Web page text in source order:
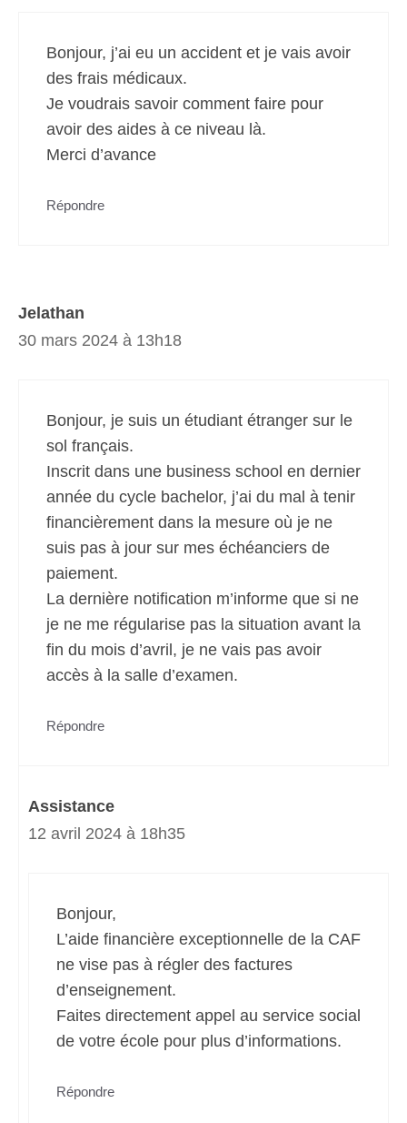
Bonjour, j’ai eu un accident et je vais avoir
des frais médicaux.
Je voudrais savoir comment faire pour
avoir des aides à ce niveau là.
Merci d’avance
Répondre
Jelathan
30 mars 2024 à 13h18
Bonjour, je suis un étudiant étranger sur le
sol français.
Inscrit dans une business school en dernier
année du cycle bachelor, j’ai du mal à tenir
financièrement dans la mesure où je ne
suis pas à jour sur mes échéanciers de
paiement.
La dernière notification m’informe que si ne
je ne me régularise pas la situation avant la
fin du mois d’avril, je ne vais pas avoir
accès à la salle d’examen.
Répondre
Assistance
12 avril 2024 à 18h35
Bonjour,
L’aide financière exceptionnelle de la CAF
ne vise pas à régler des factures
d’enseignement.
Faites directement appel au service social
de votre école pour plus d’informations.
Répondre